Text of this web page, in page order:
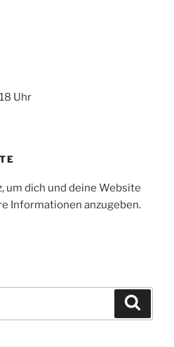
Uhr
um dich und deine Website
Informationen anzugeben.